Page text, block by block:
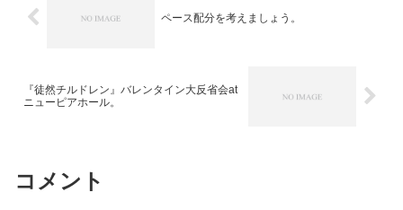
ペース配分を考えましょう。
『徒然チルドレン』バレンタイン大反省会at
ニューピアホール。
コメント